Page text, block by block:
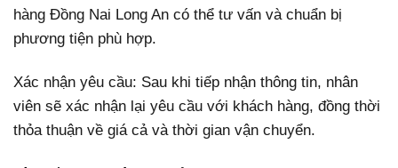
hàng Đồng Nai Long An có thể tư vấn và chuẩn bị
phương tiện phù hợp.
Xác nhận yêu cầu: Sau khi tiếp nhận thông tin, nhân
viên sẽ xác nhận lại yêu cầu với khách hàng, đồng thời
thỏa thuận về giá cả và thời gian vận chuyển.